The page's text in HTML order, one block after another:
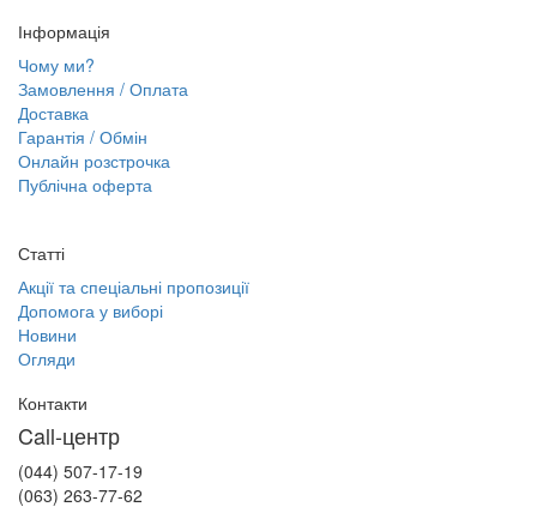
Інформація
Чому ми?
Замовлення / Оплата
Доставка
Гарантія / Обмін
Онлайн розстрочка
Публічна оферта
Статті
Акції та спеціальні пропозиції
Допомога у виборі
Новини
Огляди
Контакти
Call-центр
(044) 507-17-19
(063) 263-77-62